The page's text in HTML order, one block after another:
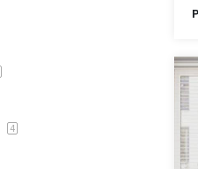
4